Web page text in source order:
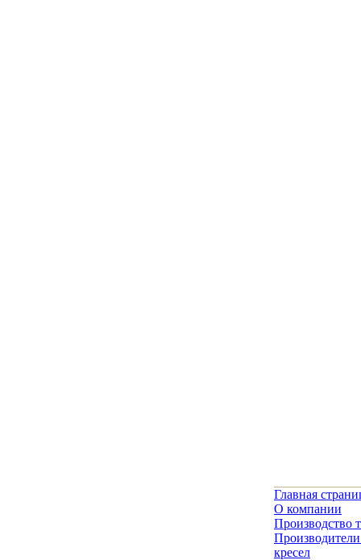
Главная
О компании
Производство
кресел